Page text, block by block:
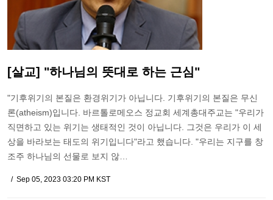
[살교] "하나님의 뜻대로 하는 근심"
"기후위기의 본질은 환경위기가 아닙니다. 기후위기의 본질은 무신
론(atheism)입니다. 바르톨로메오스 정교회 세계총대주교는 "우리가
직면하고 있는 위기는 생태적인 것이 아닙니다. 그것은 우리가 이 세
상을 바라보는 태도의 위기입니다"라고 했습니다. "우리는 지구를 창
조주 하나님의 선물로 보지 않…
Sep 05, 2023 03:20 PM KST